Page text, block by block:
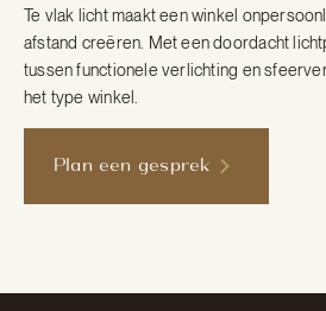
Te vlak licht maakt een winkel
afstand creëren. Met een doordacht
tussen functionele verlichting en
het type winkel.
Plan een gesprek